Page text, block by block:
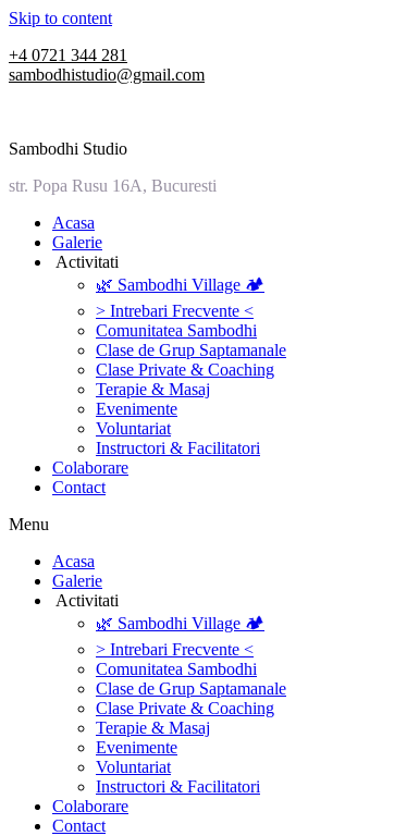
Skip to content
+4 0721 344 281
sambodhistudio@gmail.com
Sambodhi Studio
str. Popa Rusu 16A, Bucuresti
‎Acasa
Galerie
‎ ‎Activitati‎
🌿 Sambodhi Village 🏕️
> Intrebari Frecvente <
Comunitatea Sambodhi
Clase de Grup Saptamanale
Clase Private & Coaching
Terapie & Masaj
‎Evenimente
Voluntariat
‏‏‎Instructori & Facilitatori
Colaborare
Contact
Menu
‎Acasa
Galerie
‎ ‎Activitati‎
🌿 Sambodhi Village 🏕️
> Intrebari Frecvente <
Comunitatea Sambodhi
Clase de Grup Saptamanale
Clase Private & Coaching
Terapie & Masaj
‎Evenimente
Voluntariat
‏‏‎Instructori & Facilitatori
Colaborare
Contact